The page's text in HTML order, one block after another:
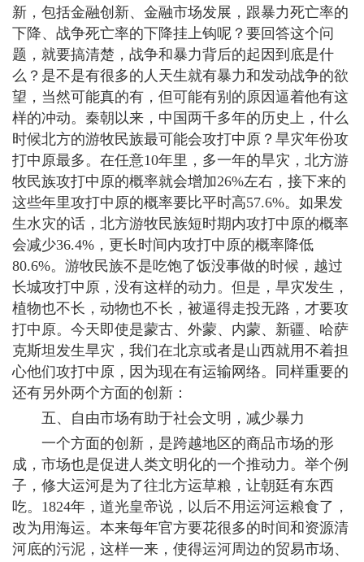
新，包括金融创新、金融市场发展，跟暴力死亡率的
下降、战争死亡率的下降挂上钩呢？要回答这个问
题，就要搞清楚，战争和暴力背后的起因到底是什
么？是不是有很多的人天生就有暴力和发动战争的欲
望，当然可能真的有，但可能有别的原因逼着他有这
样的冲动。秦朝以来，中国两千多年的历史上，什么
时候北方的游牧民族最可能会攻打中原？旱灾年份攻
打中原最多。在任意10年里，多一年的旱灾，北方游
牧民族攻打中原的概率就会增加26%左右，接下来的
这些年里攻打中原的概率要比平时高57.6%。如果发
生水灾的话，北方游牧民族短时期内攻打中原的概率
会减少36.4%，更长时间内攻打中原的概率降低
80.6%。游牧民族不是吃饱了饭没事做的时候，越过
长城攻打中原，没有这样的动力。但是，旱灾发生，
植物也不长，动物也不长，被逼得走投无路，才要攻
打中原。今天即使是蒙古、外蒙、内蒙、新疆、哈萨
克斯坦发生旱灾，我们在北京或者是山西就用不着担
心他们攻打中原，因为现在有运输网络。同样重要的
还有另外两个方面的创新：
五、自由市场有助于社会文明，减少暴力
一个方面的创新，是跨越地区的商品市场的形
成，市场也是促进人类文明化的一个推动力。举个例
子，修大运河是为了往北方运草粮，让朝廷有东西
吃。1824年，道光皇帝说，以后不用运河运粮食了，
改为用海运。本来每年官方要花很多的时间和资源清
河底的污泥，这样一来，使得运河周边的贸易市场、